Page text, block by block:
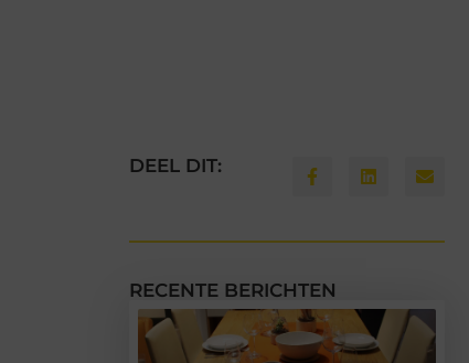
DEEL DIT:
RECENTE BERICHTEN